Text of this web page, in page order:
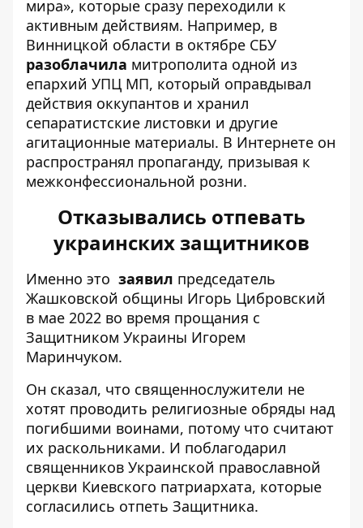
мира», которые сразу переходили к
активным действиям. Например, в
Винницкой области в октябре СБУ
разоблачила митрополита одной из
епархий УПЦ МП, который оправдывал
действия оккупантов и хранил
сепаратистские листовки и другие
агитационные материалы. В Интернете он
распространял пропаганду, призывая к
межконфессиональной розни.
Отказывались отпевать
украинских защитников
Именно это заявил председатель
Жашковской общины Игорь Цибровский
в мае 2022 во время прощания с
Защитником Украины Игорем
Маринчуком.
Он сказал, что священнослужители не
хотят проводить религиозные обряды над
погибшими воинами, потому что считают
их раскольниками. И поблагодарил
священников Украинской православной
церкви Киевского патриархата, которые
согласились отпеть Защитника.